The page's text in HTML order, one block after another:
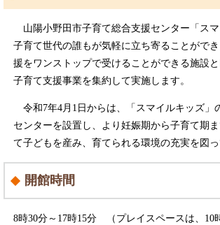
山陽小野田市子育て総合支援センター「スマ
子育て世代の誰もが気軽に立ち寄ることがで
援をワンストップで受けることができる施設
子育て支援事業を集約して実施します。
令和7年4月1日からは、「スマイルキッズ」
センターを設置し、より妊娠期から子育て期
て子どもを産み、育てられる環境の充実を図っ
開館時間
8時30分～17時15分 （プレイスペースは、10